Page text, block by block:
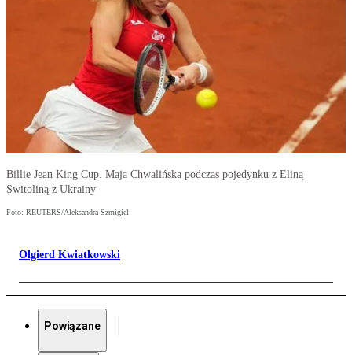
Billie Jean King Cup. Maja Chwalińska podczas pojedynku z Eliną
Switoliną z Ukrainy
Foto: REUTERS/Aleksandra Szmigiel
Olgierd Kwiatkowski
Powiązane